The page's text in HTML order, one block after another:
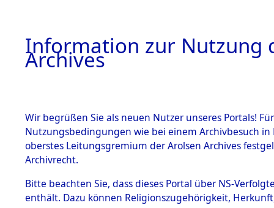
BESTÄNDE
Information zur Nutzung
Archives
Wir begrüßen Sie als neuen Nutzer unseres Portals!
Nutzungsbedingungen wie bei einem Archivbesuch
oberstes Leitungsgremium der Arolsen Archives
Archivrecht.
Bitte beachten Sie, dass dieses Portal über NS-
enthält. Dazu können Religionszugehörigkeit,